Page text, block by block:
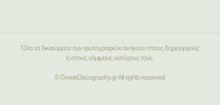
Όλα τα δικαιώματα των φωτογραφιών ανήκουν στους δημιουργούς
ή στους νόμιμους κατόχους τους.
© GreekDiscography.gr All rights reserved.